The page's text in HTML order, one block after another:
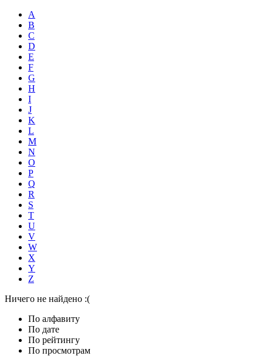
A
B
C
D
E
F
G
H
I
J
K
L
M
N
O
P
Q
R
S
T
U
V
W
X
Y
Z
Ничего не найдено :(
По алфавиту
По дате
По рейтингу
По просмотрам